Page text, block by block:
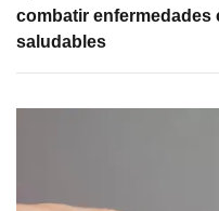
combatir
saludables